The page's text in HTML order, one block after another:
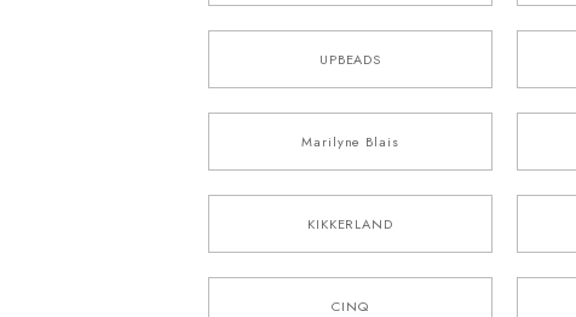
UPBEADS
Marilyne Blais
KIKKERLAND
CINQ